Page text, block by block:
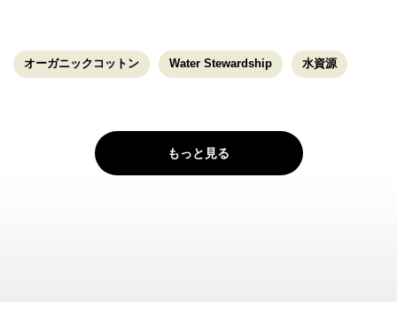
オーガニックコットン Water Stewardship 水資源
もっと見る